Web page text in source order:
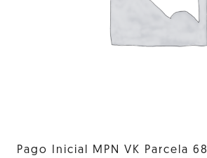
Pago Inicial MPN VK Parcela 68